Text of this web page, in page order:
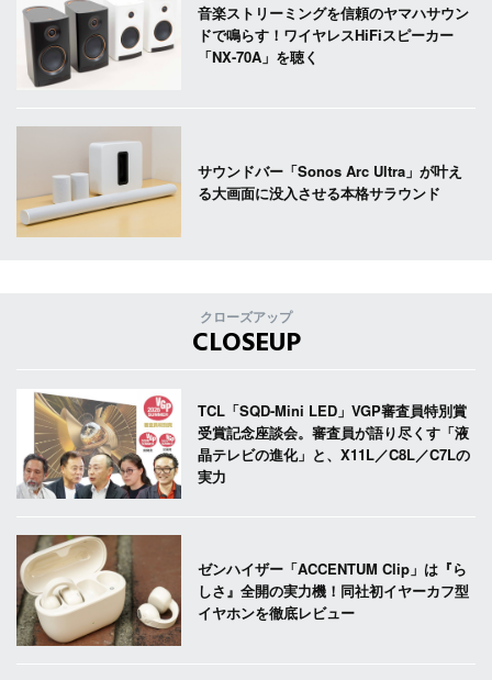
音楽ストリーミングを信頼のヤマハサウン
ドで鳴らす！ワイヤレスHiFiスピーカー
「NX-70A」を聴く
サウンドバー「Sonos Arc Ultra」が叶え
る大画面に没入させる本格サラウンド
クローズアップ
CLOSEUP
TCL「SQD-Mini LED」VGP審査員特別賞
受賞記念座談会。審査員が語り尽くす「液
晶テレビの進化」と、X11L／C8L／C7Lの
実力
ゼンハイザー「ACCENTUM Clip」は『ら
しさ』全開の実力機！同社初イヤーカフ型
イヤホンを徹底レビュー